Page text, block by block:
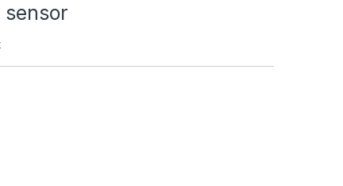
sensor